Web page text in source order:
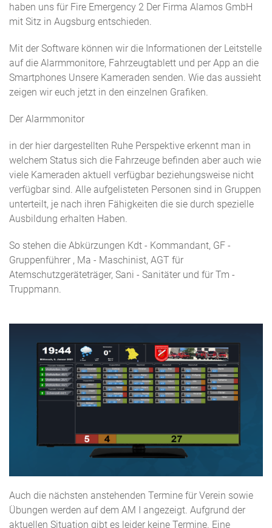
haben uns für Fire Emergency 2 Der Firma Alamos GmbH
mit Sitz in Augsburg entschieden.
Mit der Software können wir die Informationen der Leitstelle
auf die Alarmmonitore, Fahrzeugtablett und per App an die
Smartphones Unsere Kameraden senden. Wie das aussieht
zeigen wir euch jetzt in den einzelnen Grafiken.
Der Alarmmonitor
in der hier dargestellten Ruhe Perspektive erkennt man in
welchem Status sich die Fahrzeuge befinden aber auch wie
viele Kameraden aktuell verfügbar beziehungsweise nicht
verfügbar sind. Alle aufgelisteten Personen sind in Gruppen
unterteilt, je nach ihren Fähigkeiten die sie durch spezielle
Ausbildung erhalten Haben.
So stehen die Abkürzungen Kdt - Kommandant, GF -
Gruppenführer , Ma - Maschinist, AGT für
Atemschutzgeräteträger, Sani - Sanitäter und für Tm -
Truppmann.
Auch die nächsten anstehenden Termine für Verein sowie
Übungen werden auf dem AM I angezeigt. Aufgrund der
aktuellen Situation gibt es leider keine Termine. Eine